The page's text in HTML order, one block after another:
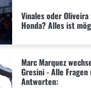
Vinales oder Oliveira
Honda? Alles ist
Marc Marquez
Gresini - Alle Fragen
Antworten: